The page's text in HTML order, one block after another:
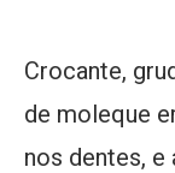
Crocante,
de moleque
nos dentes, e